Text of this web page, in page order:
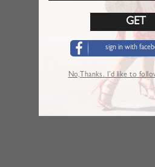
sign in with
No,Thanks. I’d like to